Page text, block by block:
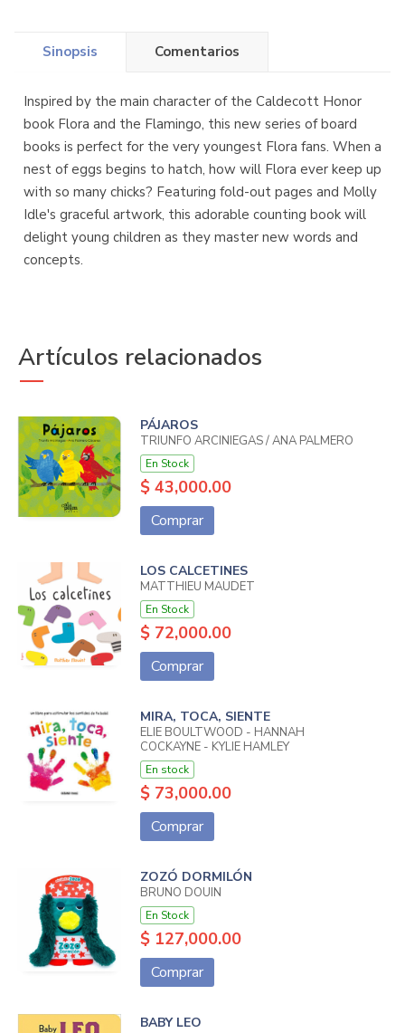
Sinopsis Comentarios
Inspired by the main character of the Caldecott Honor
book Flora and the Flamingo, this new series of board
books is perfect for the very youngest Flora fans. When a
nest of eggs begins to hatch, how will Flora ever keep up
with so many chicks? Featuring fold-out pages and Molly
Idle's graceful artwork, this adorable counting book will
delight young children as they master new words and
concepts.
Artículos relacionados
PÁJAROS
TRIUNFO ARCINIEGAS / ANA PALMERO
En Stock
$ 43,000.00
Comprar
LOS CALCETINES
MATTHIEU MAUDET
En Stock
$ 72,000.00
Comprar
MIRA, TOCA, SIENTE
ELIE BOULTWOOD - HANNAH
COCKAYNE - KYLIE HAMLEY
En stock
$ 73,000.00
Comprar
ZOZÓ DORMILÓN
BRUNO DOUIN
En Stock
$ 127,000.00
Comprar
BABY LEO